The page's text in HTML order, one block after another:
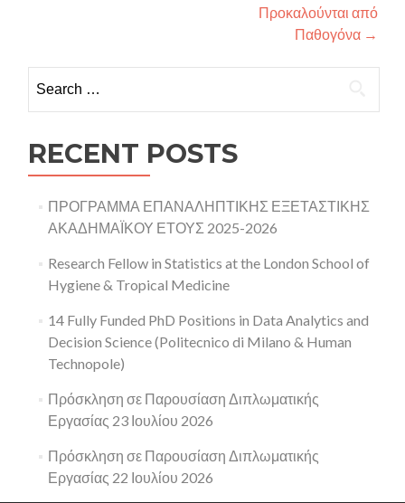
Προκαλούνται από
Παθογόνα →
RECENT POSTS
ΠΡΟΓΡΑΜΜΑ ΕΠΑΝΑΛΗΠΤΙΚΗΣ ΕΞΕΤΑΣΤΙΚΗΣ
ΑΚΑΔΗΜΑΪΚΟΥ ΕΤΟΥΣ 2025-2026
Research Fellow in Statistics at the London School of
Hygiene & Tropical Medicine
14 Fully Funded PhD Positions in Data Analytics and
Decision Science (Politecnico di Milano & Human
Technopole)
Πρόσκληση σε Παρουσίαση Διπλωματικής
Εργασίας 23 Ιουλίου 2026
Πρόσκληση σε Παρουσίαση Διπλωματικής
Εργασίας 22 Ιουλίου 2026